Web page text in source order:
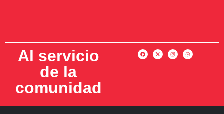
Al servicio
de la
comunidad